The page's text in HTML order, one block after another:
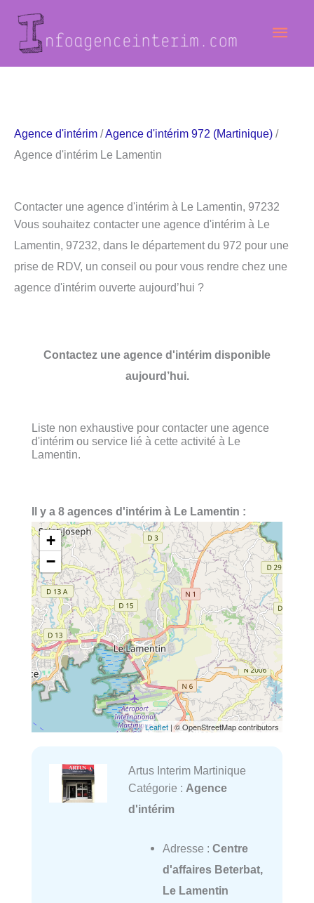
contenu
Agence d'intérim /Agence d'intérim 972 (Martinique) /
Agence d'intérim Le Lamentin
Contacter une agence d'intérim à Le Lamentin, 97232
Vous souhaitez contacter une agence d'intérim à Le
Lamentin, 97232, dans le département du 972 pour une
prise de RDV, un conseil ou pour vous rendre chez une
agence d'intérim ouverte aujourd’hui ?
Contactez une agence d'intérim disponible
aujourd’hui.
Liste non exhaustive pour contacter une agence
d'intérim ou service lié à cette activité à Le
Lamentin.
Il y a 8 agences d'intérim à Le Lamentin :
+
−
Leaflet | © OpenStreetMap contributors
Artus Interim Martinique
Catégorie : Agence
d'intérim
Adresse : Centre
d'affaires Beterbat,
Le Lamentin